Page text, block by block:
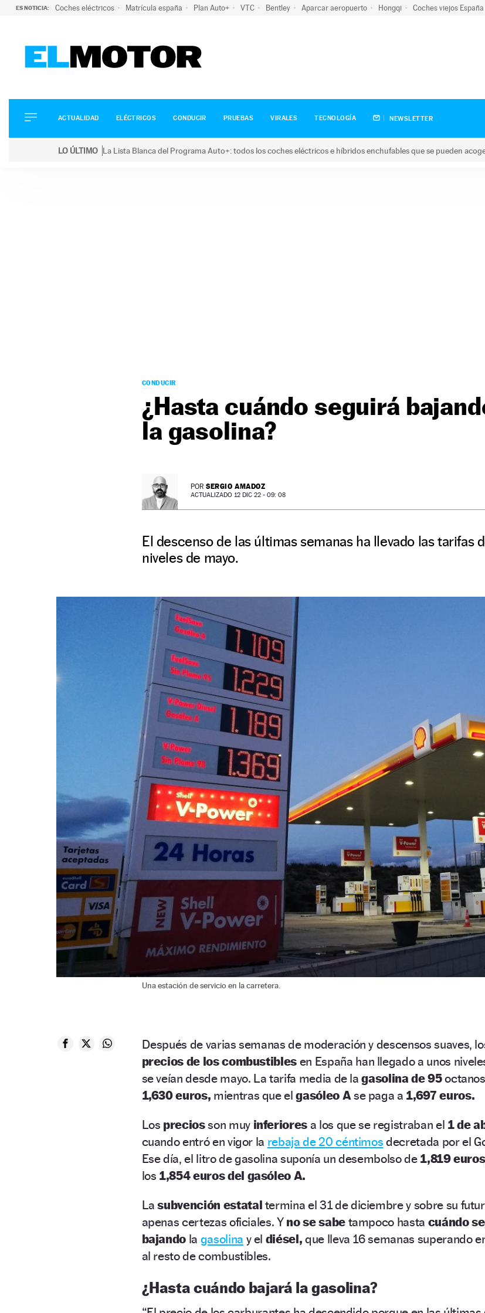
ES NOTICIA: Coches eléctricos Matrícula españa Plan Auto+ VTC Bentley Aparcar aeropuerto Hongqi Coches viejos España
ELÉCTRICOS
CONDUCIR
ACTUALIDAD ELÉCTRICOS CONDUCIR PRUEBAS VIRALES TECNOLOGÍA NEWSLETTER
LO ÚLTIMO La Lista Blanca del Programa Auto+: todos los coches eléctricos e híbridos enchufables que se pueden
CONDUCIR
¿Hasta cuándo seguirá
la gasolina?
POR SERGIO AMADOZ
ACTUALIZADO 12 DIC 22 - 09: 08
El descenso de las últimas semanas ha llevado las tarifas
niveles de mayo.
Una estación de servicio en la carretera.
Después de varias semanas de moderación y descensos suaves,
precios de los combustibles en España han llegado a unos
se veían desde mayo. La tarifa media de lagasolina de 95
1,630 euros, mientras que elgasóleo A se paga a 1,697 euros.
Los preciosson muy inferiores a los que se registraban el 1 de
cuando entró en vigor la rebaja de 20 céntimos decretada por el
Ese día, el litro de gasolina suponía un desembolso de 1,819
los 1,854 euros del gasóleo A.
Lasubvención estatal termina el 31 de diciembre y sobre su
apenas certezas oficiales. Y no se sabetampoco hasta cuándo
bajando la gasolina y el diésel, que lleva 16 semanas superando
al resto de combustibles.
¿Hasta cuándo bajará la gasolina?